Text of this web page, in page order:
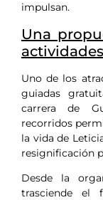
impulsan.
Una
Uno de los
guiadas
carrera de
recorridos
la vida de
resignificación
Desde la
trasciende el